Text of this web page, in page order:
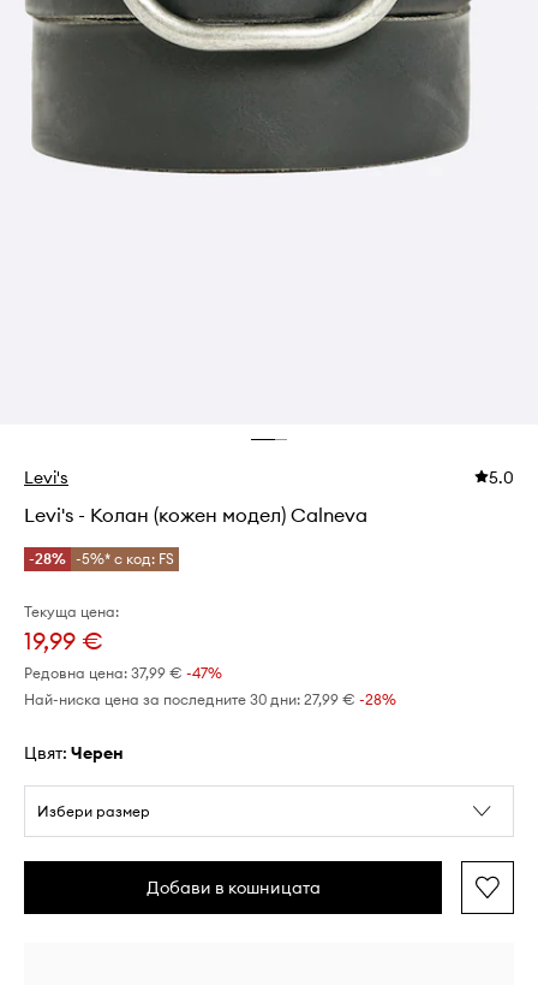
Levi's 5.0
Levi's - Колан (кожен модел) Calneva
-28% -5%* с код: FS
Текуща цена:
19,99 €
Редовна цена: 37,99 € -47%
Най-ниска цена за последните 30 дни: 27,99 € -28%
Цвят: черен
Избери размер
Добави в кошницата